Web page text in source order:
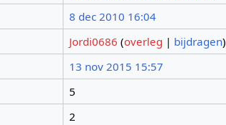
8 dec 2010 16:04
Jordi0686 (overleg | bijdragen)
13 nov 2015 15:57
5
2